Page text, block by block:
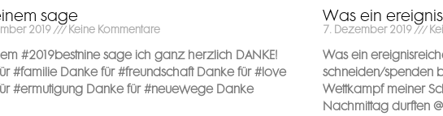
sage
2019 Keine Kommentare
#2019bestnine sage ich ganz herzlich DANKE!
#familie Danke für #freundschaft Danke für #love
#ermutigung Danke für #neuewege Danke
Was ein
7. Dezember 2019
Was ein
schneiden/spenden
Wettkampf meiner
Nachmittag durften